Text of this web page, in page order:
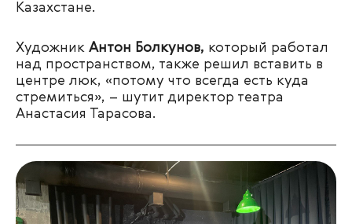
Казахстане.
Художник Антон Болкунов, который работал
над пространством, также решил вставить в
центре люк, «потому что всегда есть куда
стремиться», – шутит директор театра
Анастасия Тарасова.